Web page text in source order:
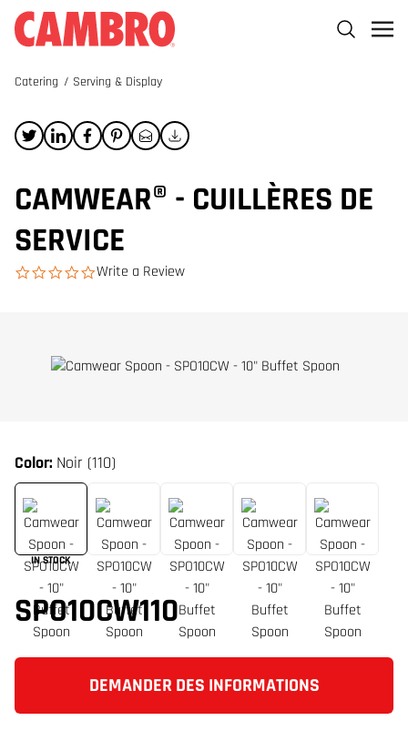
Catering / Serving & Display
CAMWEAR® - CUILLÈRES DE
SERVICE
0.0 star rating
Write a Review
Color: Noir (110)
IN STOCK
SPO10CW110
DEMANDER DES INFORMATIONS